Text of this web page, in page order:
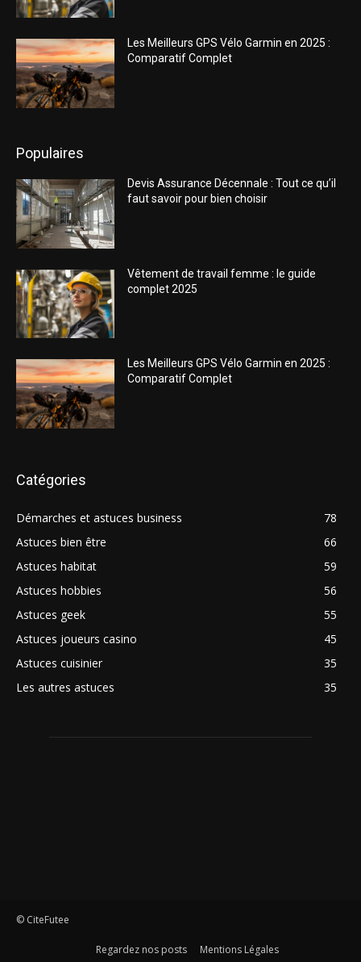
Les Meilleurs GPS Vélo Garmin en 2025 :
Comparatif Complet
Populaires
Devis Assurance Décennale : Tout ce qu’il
faut savoir pour bien choisir
Vêtement de travail femme : le guide
complet 2025
Les Meilleurs GPS Vélo Garmin en 2025 :
Comparatif Complet
Catégories
Démarches et astuces business
78
Astuces bien être
66
Astuces habitat
59
Astuces hobbies
56
Astuces geek
55
Astuces joueurs casino
45
Astuces cuisinier
35
Les autres astuces
35
© CiteFutee
Regardez nos posts Mentions Légales